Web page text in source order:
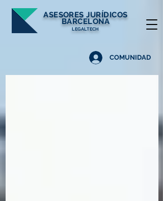
ASESORESJURÍDICOS
BARCELONA
LEGALTECH
COMUNIDAD